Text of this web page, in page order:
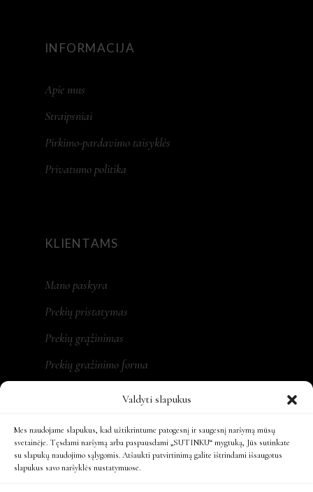
Valdyti slapukus
Mes naudojame slapukus, kad užtikrintume patogesnį ir saugesnį naršymą mūsų
svetainėje. Tęsdami naršymą arba paspausdami „SUTINKU“ mygtuką, Jūs sutinkate
su slapukų naudojimo sąlygomis. Atšaukti patvirtinimą galite ištrindami išsaugotus
slapukus savo naršyklės nustatymuose.
INFORMACIJA
Apie mus
Straipsniai
Pirkimo-pardavimo taisyklės
Privatumo politika
KLIENTAMS
Mano paskyra
Prekių pristatymas
Prekių grąžinimas
Prekių gražinimo forma
REKVIZITAI